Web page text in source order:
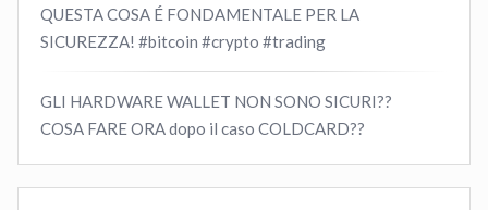
QUESTA COSA É FONDAMENTALE PER LA
SICUREZZA! #bitcoin #crypto #trading
GLI HARDWARE WALLET NON SONO SICURI??
COSA FARE ORA dopo il caso COLDCARD??